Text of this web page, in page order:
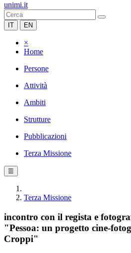
unimi.it
IT EN
×
Home
Persone
Attività
Ambiti
Strutture
Pubblicazioni
Terza Missione
☰
Terza Missione
incontro con il regista e
"Pessoa: un progetto cine-
Croppi"